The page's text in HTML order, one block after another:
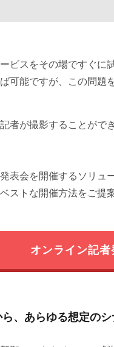
ビスをその場ですぐに
可能ですが、この問題
者が撮影することがで
表会を開催するソリュ
ストな開催方法をご提
オンライン記
、あらゆる想定の